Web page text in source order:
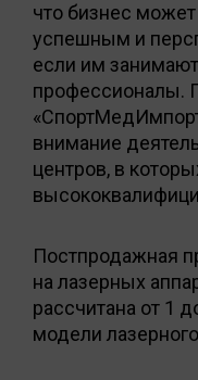
что бизнес
успешным и
если им
профессионалы.
внимание
центров, в
Постпродажная
на лазерных
рассчитана от 1
модели